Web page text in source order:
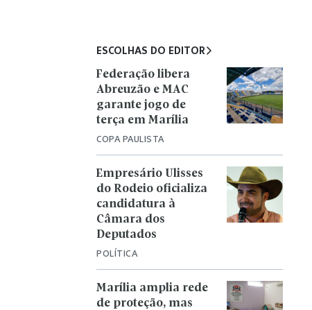
ESCOLHAS DO EDITOR
COPA PAULISTA
Federação libera
Abreuzão e MAC
garante jogo de
terça em Marília
POLÍTICA
Empresário Ulisses
do Rodeio oficializa
candidatura à
Câmara dos
Deputados
Marília amplia rede
de proteção, mas